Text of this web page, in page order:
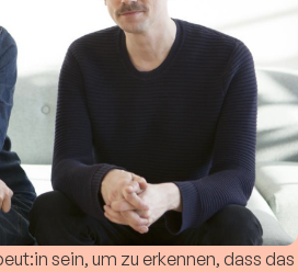
sein, um zu erkennen, dass das